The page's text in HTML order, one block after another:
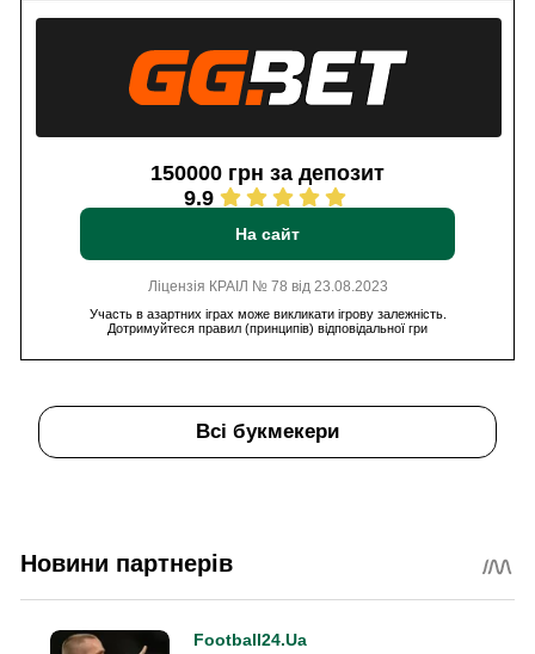
150000 грн за депозит
9.9
На сайт
Ліцензія КРАІЛ № 78 від 23.08.2023
Участь в азартних іграх може викликати ігрову залежність.
Дотримуйтеся правил (принципів) відповідальної гри
Всі букмекери